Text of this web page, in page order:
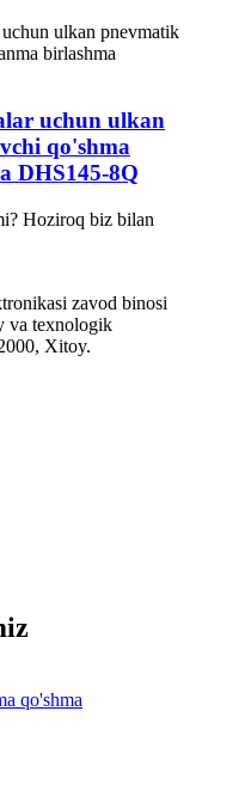
uchun ulkan
qo'shma
DHS145-8Q
Hoziroq biz bilan
zavod binosi
va texnologik
Xitoy.
qo'shma